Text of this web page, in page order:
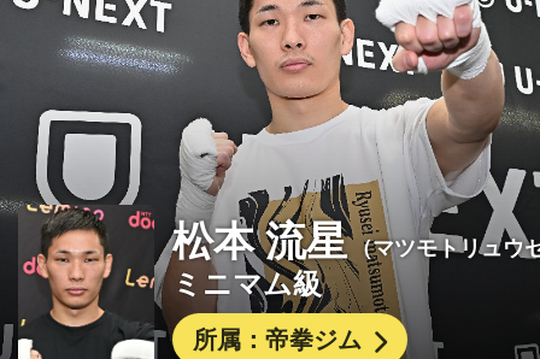
松本 流星 （マツモトリュウ
ミニマム級
所属：帝拳ジム